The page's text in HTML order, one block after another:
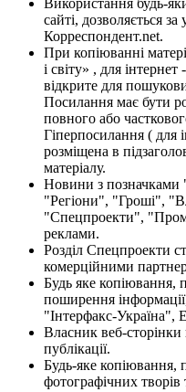
Використання будь-
сайті, дозволяється
Корреспондент.net.
При копіюванні
і світу» , для
відкрите для
Посилання має бути
повного або
Гіперпосилання ( для
розміщена в
матеріалу.
Новини з позначками
"Регіони", "Гроші",
"Спецпроекти",
реклами.
Розділ Спецпроекти
комерційними
Будь яке копіювання,
поширення
"Інтерфакс-Україна",
Власник веб-сторінки
публікації.
Будь-яке копіювання,
фотографічних творів